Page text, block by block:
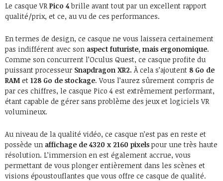
Le casque VR Pico 4brille avant tout par un excellent rapport
qualité/prix, et ce, au vu de ces performances.
En termes de design, ce casque ne vous laissera certainement
pas indifférent avec son aspect futuriste, mais ergonomique.
Comme son concurrent l’Oculus Quest, ce casque profite du
puissant processeur Snapdragon XR2. À cela s’ajoutent 8 Go de
RAM et 128 Go de stockage. Vous l’aurez sûrement compris de
par ces chiffres, le casque Pico 4 est extrêmement performant,
étant capable de gérer sans problème des jeux et logiciels VR
volumineux.
Au niveau de la qualité vidéo, ce casque n’est pas en reste et
possède un affichage de 4320 x 2160 pixelspour une très haute
résolution. L’immersion en est également accrue, vous
permettant de vous plonger entièrement dans les scènes et
visions époustouflantes que vous offre ce casque de qualité.